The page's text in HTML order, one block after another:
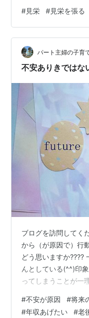
が、それは車を褒め
める事にはなってい
から消えてしまえば
う。勿論、知人や友
えなくてもその人に
#見栄 #見栄を張る
パート主婦の子育
不安ありきではな
ブログを訪問してく
から（が原因で）行
どう思いますか????
んとしている(^^)印
ってしまうことが一
アップをしないと！
#不安が原因 #将来
#年収あげたい #老